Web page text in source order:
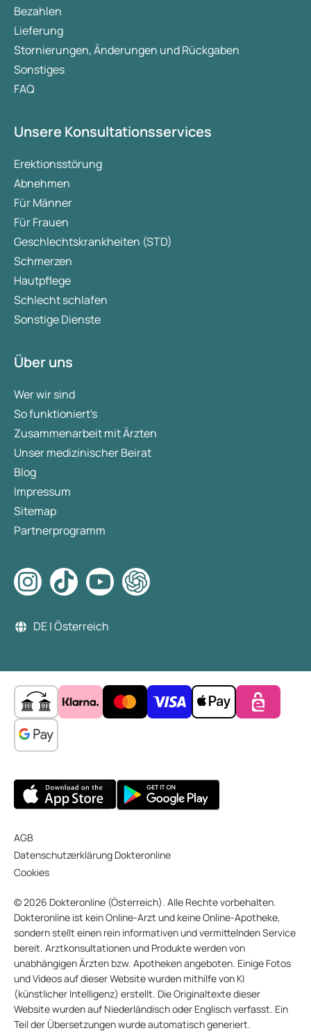
Bezahlen
Lieferung
Stornierungen, Änderungen und Rückgaben
Sonstiges
FAQ
Unsere Konsultationsservices
Erektionsstörung
Abnehmen
Für Männer
Für Frauen
Geschlechtskrankheiten (STD)
Schmerzen
Hautpflege
Schlecht schlafen
Sonstige Dienste
Über uns
Wer wir sind
So funktioniert's
Zusammenarbeit mit Ärzten
Unser medizinischer Beirat
Blog
Impressum
Sitemap
Partnerprogramm
DE | Österreich
AGB
Datenschutzerklärung Dokteronline
Cookies
© 2026 Dokteronline (Österreich). Alle Rechte vorbehalten.
Dokteronline ist kein Online-Arzt und keine Online-Apotheke,
sondern stellt einen rein informativen und vermittelnden Service
bereit. Arztkonsultationen und Produkte werden von
unabhängigen Ärzten bzw. Apotheken angeboten. Einige Fotos
und Videos auf dieser Website wurden mithilfe von KI
(künstlicher Intelligenz) erstellt. Die Originaltexte dieser
Website wurden auf Niederländisch oder Englisch verfasst. Ein
Teil der Übersetzungen wurde automatisch generiert.